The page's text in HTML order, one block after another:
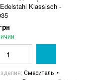
Klassisch -
Смеситель